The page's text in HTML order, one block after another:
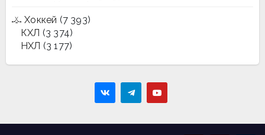
Хоккей (7 393)
КХЛ (3 374)
НХЛ (3 177)